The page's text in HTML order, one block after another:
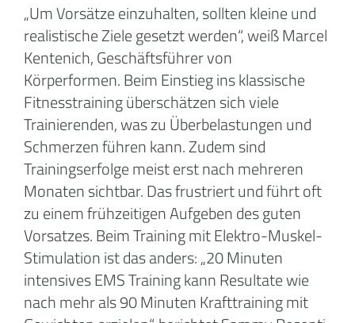
„Um Vorsätze einzuhalten, sollten kleine und
realistische Ziele gesetzt werden“, weiß Marcel
Kentenich, Geschäftsführer von
Körperformen. Beim Einstieg ins klassische
Fitnesstraining überschätzen sich viele
Trainierenden, was zu Überbelastungen und
Schmerzen führen kann. Zudem sind
Trainingserfolge meist erst nach mehreren
Monaten sichtbar. Das frustriert und führt oft
zu einem frühzeitigen Aufgeben des guten
Vorsatzes. Beim Training mit Elektro-Muskel-
Stimulation ist das anders: „20 Minuten
intensives EMS Training kann Resultate wie
nach mehr als 90 Minuten Krafttraining mit